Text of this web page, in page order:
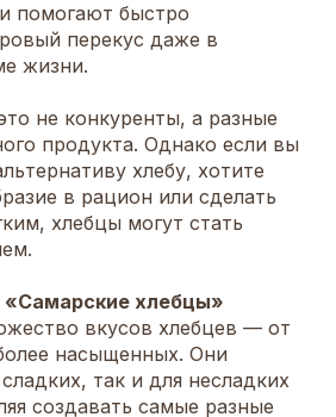
помогают быстро
перекус даже в
жизни.
не конкуренты, а разные
продукта. Однако если вы
хлебу, хотите
в рацион или сделать
хлебцы могут стать
«Самарские хлебцы»
вкусов хлебцев — от
насыщенных. Они
так и для несладких
создавать самые разные